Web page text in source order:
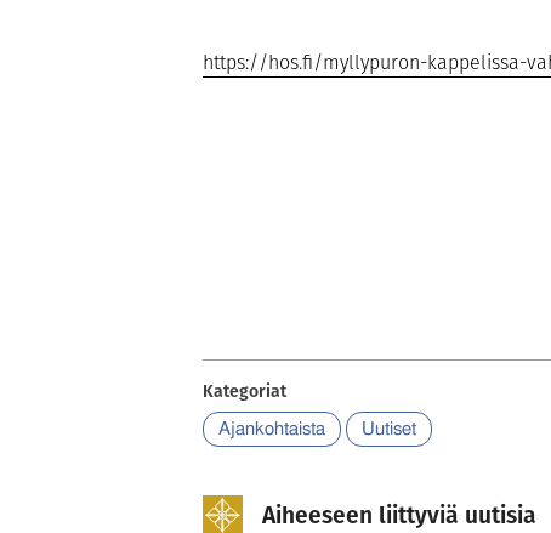
https://hos.fi/myllypuron-kappelissa-
Kategoriat
Ajankohtaista Uutiset
Aiheeseen liittyviä uutisia